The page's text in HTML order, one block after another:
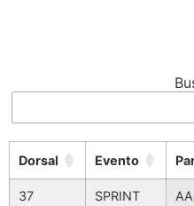
Dorsal Evento
Dorsal
Evento
37
SPRINT